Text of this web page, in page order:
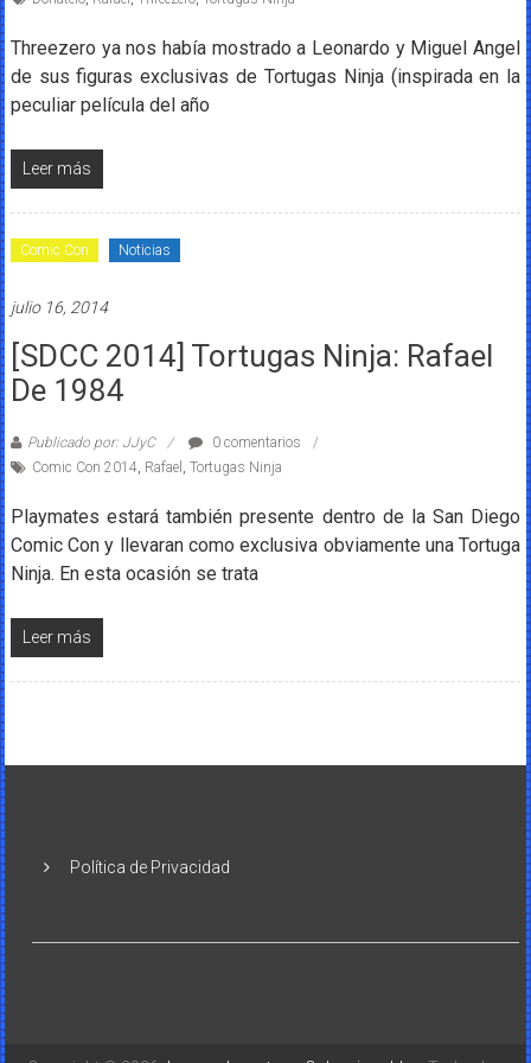
Threezero ya nos había mostrado a Leonardo y Miguel Angel
de sus figuras exclusivas de Tortugas Ninja (inspirada en la
peculiar película del año
Leer más
Comic Con Noticias
julio 16, 2014
[SDCC 2014] Tortugas Ninja: Rafael
De 1984
Publicado por: JJyC
0 comentarios
Comic Con 2014, Rafael , Tortugas Ninja
Playmates estará también presente dentro de la San Diego
Comic Con y llevaran como exclusiva obviamente una Tortuga
Ninja. En esta ocasión se trata
Leer más
Política de Privacidad